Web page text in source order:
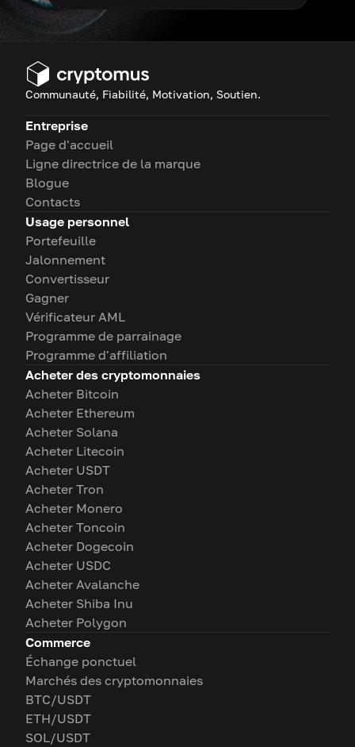
Communauté, Fiabilité, Motivation, Soutien.
Entreprise
Page d'accueil
Ligne directrice de la marque
Blogue
Contacts
Usage personnel
Portefeuille
Jalonnement
Convertisseur
Gagner
Vérificateur AML
Programme de parrainage
Programme d'affiliation
Acheter des cryptomonnaies
Acheter Bitcoin
Acheter Ethereum
Acheter Solana
Acheter Litecoin
Acheter USDT
Acheter Tron
Acheter Monero
Acheter Toncoin
Acheter Dogecoin
Acheter USDC
Acheter Avalanche
Acheter Shiba Inu
Acheter Polygon
Commerce
Échange ponctuel
Marchés des cryptomonnaies
BTC/USDT
ETH/USDT
SOL/USDT